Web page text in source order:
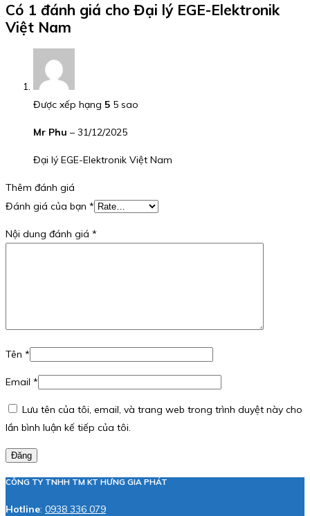
Có 1 đánh giá cho Đại lý EGE-Elektronik
Việt Nam
Được xếp hạng 5 5 sao
Mr Phu – 31/12/2025
Đại lý EGE-Elektronik Việt Nam
Thêm đánh giá
Đánh giá của bạn *
Nội dung đánh giá *
Tên *
Email *
Lưu tên của tôi, email, và trang web trong trình duyệt này cho
lần bình luận kế tiếp của tôi.
Đăng
CÔNG TY TNHH TM KT HƯNG GIA PHÁT
Hotline: 0938 336 079